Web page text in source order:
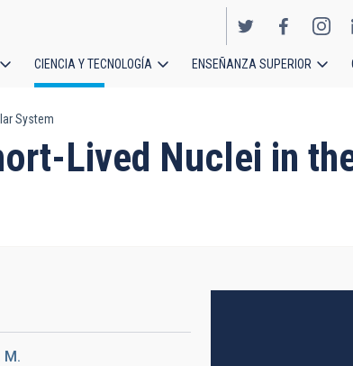
CIENCIA Y TECNOLOGÍA ENSEÑANZA SUPERIOR
System
Lived Nuclei in
M.